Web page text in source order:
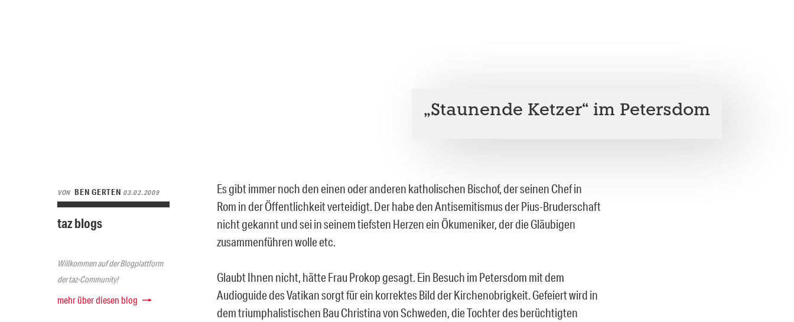
„Staunende Ketzer“ im Petersdom
VON BEN GERTEN 03.02.2009
taz blogs
Willkommen auf der Blogplattform
der taz-Community!
mehr über diesen blog
Es gibt immer noch den einen oder anderen katholischen Bischof, der seinen Chef in
Rom in der Öffentlichkeit verteidigt. Der habe den Antisemitismus der Pius-Bruderschaft
nicht gekannt und sei in seinem tiefsten Herzen ein Ökumeniker, der die Gläubigen
zusammenführen wolle etc.
Glaubt Ihnen nicht, hätte Frau Prokop gesagt. Ein Besuch im Petersdom mit dem
Audioguide des Vatikan sorgt für ein korrektes Bild der Kirchenobrigkeit. Gefeiert wird in
dem triumphalistischen Bau Christina von Schweden, die Tochter des berüchtigten